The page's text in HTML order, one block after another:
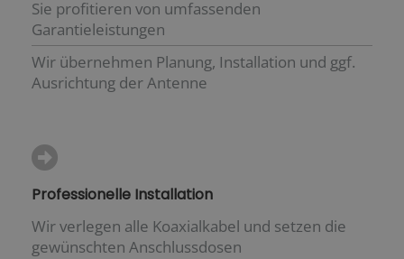
Sie profitieren von umfassenden
Garantieleistungen
Wir übernehmen Planung, Installation und ggf.
Ausrichtung der Antenne
Professionelle Installation
Wir verlegen alle Koaxialkabel und setzen die
gewünschten Anschlussdosen